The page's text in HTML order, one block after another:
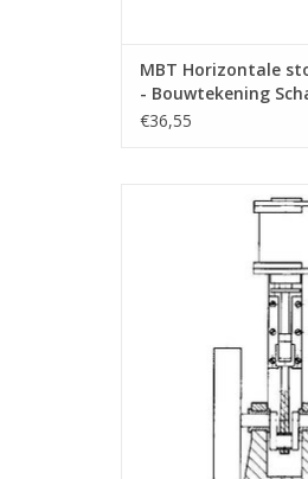
MBT Horizontale
- Bouwtekening
(60.01.006)
€36,55
MBT Verticale
Bouwtekening Schaal 1 :
TOEVOEGEN AAN